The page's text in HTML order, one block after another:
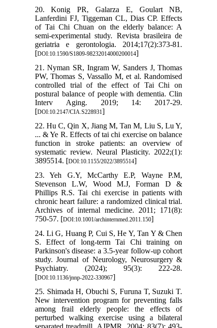
20. Konig PR, Galarza E, Goulart NB,
Lanferdini FJ, Tiggeman CL, Dias CP. Effects
of Tai Chi Chuan on the elderly balance: A
semi-experimental study. Revista brasileira de
geriatria e gerontologia. 2014;17(2):373-81.
[DOI:10.1590/S1809-98232014000200014]
21. Nyman SR, Ingram W, Sanders J, Thomas
PW, Thomas S, Vassallo M, et al. Randomised
controlled trial of the effect of Tai Chi on
postural balance of people with dementia. Clin
Interv Aging. 2019; 14: 2017-29.
[DOI:10.2147/CIA.S228931]
22. Hu C, Qin X, Jiang M, Tan M, Liu S, Lu Y,
... & Ye R. Effects of tai chi exercise on balance
function in stroke patients: an overview of
systematic review. Neural Plasticity. 2022;(1):
3895514. [DOI:10.1155/2022/3895514]
23. Yeh G.Y, McCarthy E.P, Wayne P.M,
Stevenson L.W, Wood M.J, Forman D &
Phillips R.S. Tai chi exercise in patients with
chronic heart failure: a randomized clinical trial.
Archives of internal medicine. 2011; 171(8):
750-57.‏ [DOI:10.1001/archinternmed.2011.150]
24. Li G, Huang P, Cui S, He Y, Tan Y & Chen
S. Effect of long-term Tai Chi training on
Parkinson's disease: a 3.5-year follow-up cohort
study. Journal of Neurology, Neurosurgery &
Psychiatry. (2024); 95(3): 222-28.‏
[DOI:10.1136/jnnp-2022-330967]
25. Shimada H, Obuchi S, Furuna T, Suzuki T.
New intervention program for preventing falls
among frail elderly people: the effects of
perturbed walking exercise using a bilateral